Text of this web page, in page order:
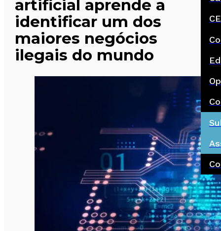
artificial aprende a
identificar um dos
maiores negócios
ilegais do mundo